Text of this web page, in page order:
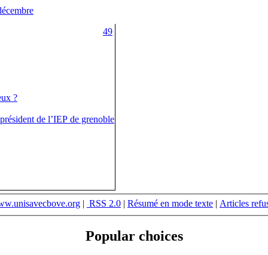
49
?
de l’IEP de grenoble
| RSS 2.0 | Résumé en mode texte | Articles
Popular choices